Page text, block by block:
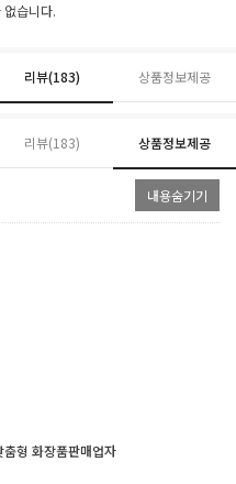
없습니다.
리뷰(183) 상품정보제공
리뷰(183) 상품정보제공
내용숨기기
춤형 화장품판매업자